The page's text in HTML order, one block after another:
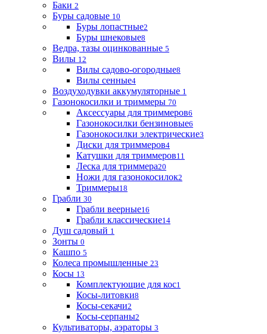
Баки 2
Буры садовые 10
Буры лопастные2
Буры шнековые8
Ведра, тазы оцинкованные 5
Вилы 12
Вилы садово-огородные8
Вилы сенные4
Воздуходувки аккумуляторные 1
Газонокосилки и триммеры 70
Аксессуары для триммеров6
Газонокосилки бензиновые6
Газонокосилки электрические3
Диски для триммеров4
Катушки для триммеров11
Леска для триммера20
Ножи для газонокосилок2
Триммеры18
Грабли 30
Грабли веерные16
Грабли классические14
Душ садовый 1
Зонты 0
Кашпо 5
Колеса промышленные 23
Косы 13
Комплектующие для кос1
Косы-литовки8
Косы-секачи2
Косы-серпаны2
Культиваторы, аэраторы 3